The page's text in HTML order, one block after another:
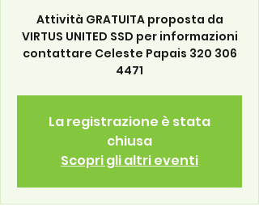
Attività GRATUITA proposta da
VIRTUS UNITED SSD per informazioni
contattare Celeste Papais 320 306
4471
La registrazione è stata
chiusa
Scopri gli altri eventi